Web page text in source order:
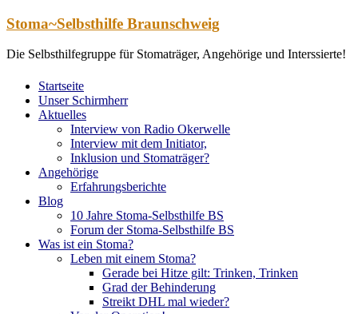
Zum
springen
Stoma~Selbsthilfe Braunschweig
Die Selbsthilfegruppe für Stomaträger, Angehörige und Interssierte!
Startseite
Unser Schirmherr
Aktuelles
Interview von Radio Okerwelle
Interview mit dem Initiator,
Inklusion und Stomaträger?
Angehörige
Erfahrungsberichte
Blog
10 Jahre Stoma-Selbsthilfe BS
Forum der Stoma-Selbsthilfe BS
Was ist ein Stoma?
Leben mit einem Stoma?
Gerade bei Hitze gilt: Trinken, Trinken
Grad der Behinderung
Streikt DHL mal wieder?